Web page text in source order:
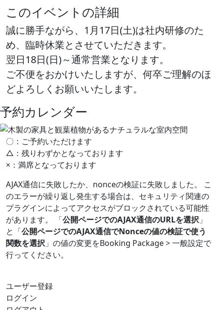
このイベントの詳細
誠に勝手ながら、1月17日(土)は社内研修のた
め、臨時休業とさせていただきます。
翌日18日(日)～通常営業となります。
ご不便をおかけいたしますが、何卒ご理解のほ
どよろしくお願いいたします。
予約カレンダー
〇：ご予約いただけます
△：残りわずかとなっております
×：満席となっております
AJAX通信に失敗したか、nonceの検証に失敗しました。 こ
のエラーが繰り返し発生する場合は、セキュリティ関連の
プラグインによってアクセスがブロックされている可能性
があります。 「公開ページでのAJAX通信のURLを選択 」
と「公開ページでのAJAX通信でNonceの値の検証で使う
関数を選択 」の値の変更をBooking Package > 一般設定で
行ってください。
ユーザー登録
ログイン